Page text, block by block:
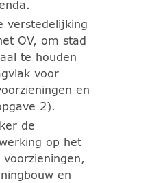
verstedelijking
OV, om stad
te houden
voor
en
2).
de
op het
en